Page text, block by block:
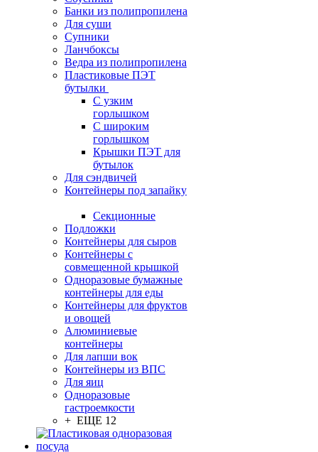
Банки из полипропилена
Для суши
Супники
Ланчбоксы
Ведра из полипропилена
Пластиковые ПЭТ
бутылки
С узким
горлышком
С широким
горлышком
Крышки ПЭТ для
бутылок
Для сэндвичей
Контейнеры под запайку
Секционные
Подложки
Контейнеры для сыров
Контейнеры с
совмещенной крышкой
Одноразовые бумажные
контейнеры для еды
Контейнеры для фруктов
и овощей
Алюминиевые
контейнеры
Для лапши вок
Контейнеры из ВПС
Для яиц
Одноразовые
гастроемкости
+ ЕЩЕ 12